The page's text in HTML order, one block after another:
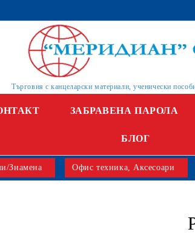
Търговия с канцеларски материали, ученически
ЗАБРАВЕНА ПАРОЛА
БЛОГ
Знамена Офис техника, Аксесоари